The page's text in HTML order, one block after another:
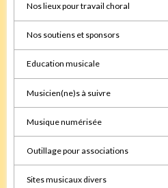
Nos lieux pour travail choral
Nos soutiens et sponsors
Education musicale
Musicien(ne)s à suivre
Musique numérisée
Outillage pour associations
Sites musicaux divers